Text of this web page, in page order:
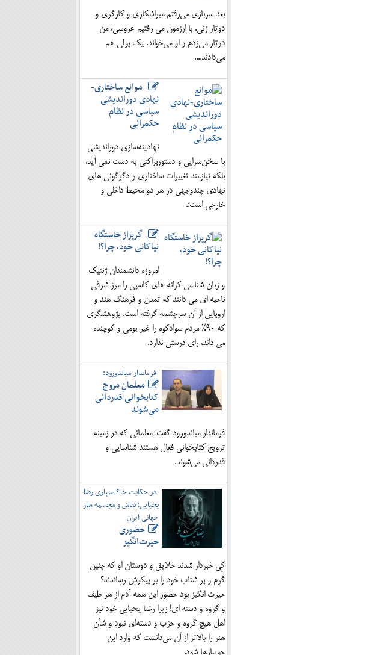
بعد سربازی می‌رفتم میراشکاری و کارگری و
دوتار زنی. با ارزمون می رفتیم عروسی، من
دوتار می‌زدم و او می‌خواند. یک پولی هم
می‌دادند....
موانع ساختاری-
نهادی دوراندیشی
سیاسی در نظام
حکمرانی
نهادینه‌سازی دوراندیشی
با سخن‌سرایی و دستورپراکنی به دست نمی آید،
بلکه نیازمند تغییرات ساختاری و دگرگونی های
نهادی چندوجهی در هر دو محیط داخلی و
خارجی است؛.
گریزاز خاستگاه
نیاکانی خود، چرا؟!
امروزه دانشمندان ژنتیک
و زبان شناسی کرانه های کاسپی را مرز شرقی
ناحیه ای می دانند که تمدن و فرهنگ هند و
اروپایی از آن سرچشمه گرفته است. پژوهشگری
که 90% مردم سوادکوه را غیر بومی و کوچنده
می داند، رای درستی ندارد.
فرماندار میاندورود:
معلمانِ مروج
کتابخوانی قدردانی
می‌شوند
فرماندار میاندورود گفت: معلمانی که در زمینه
ترویج کتابخوانی فعال هستند شناسایی و
قدردانی می‌شوند.
در حکایت خاک‌سپاری رضا
یحیایی؛ نقاش و مجسمه ساز
جهانی ایران
حضوری
حیرت‌انگیز
کِی خبردار شدند خلایق و دوستان او که چنین
گرم و پر شتاب خود را بر پیکرش رساندند؟
حیرت انگیز بود حضور این همه آدم از هر طیف
و گروه و دسته ای! زیرا رضا یحیایی خود نیز
اهل هیچ گروه و حزب و دسته‌ای نبود و شأن
هنر را بالاتر از آن می‌دانست که وارد این
جویبارها شود.